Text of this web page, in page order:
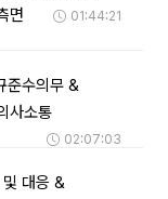
면
01:44:21
준수의무 &
사소통
02:07:03
대응 &